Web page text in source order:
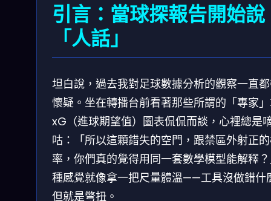
引言：當球探報告開始說
「人話」
坦白說，過去我對足球數據分析的觀察一直
懷疑。坐在轉播台前看著那些所謂的「專家
xG（進球期望值）圖表侃侃而談，心裡總是
咕：「所以這顆錯失的空門，跟禁區外射正
率，你們真的覺得用同一套數學模型能解釋
種感覺就像拿一把尺量體溫——工具沒做錯什
但就是彆扭。